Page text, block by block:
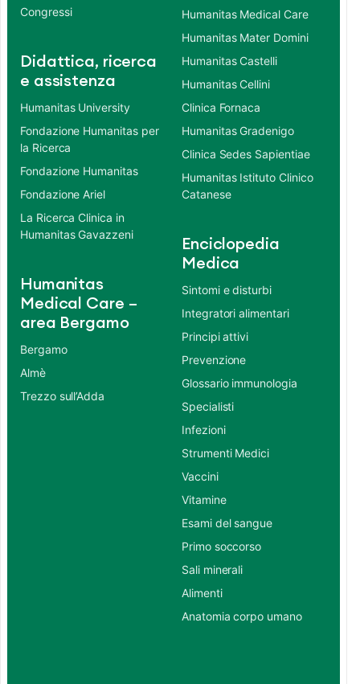
Congressi
Didattica, ricerca
e assistenza
Humanitas University
Fondazione Humanitas per
la Ricerca
Fondazione Humanitas
Fondazione Ariel
La Ricerca Clinica in
Humanitas Gavazzeni
Humanitas
Medical Care –
area Bergamo
Bergamo
Almè
Trezzo sull’Adda
Humanitas Medical Care
Humanitas Mater Domini
Humanitas Castelli
Humanitas Cellini
Clinica Fornaca
Humanitas Gradenigo
Clinica Sedes Sapientiae
Humanitas Istituto Clinico
Catanese
Enciclopedia
Medica
Sintomi e disturbi
Integratori alimentari
Principi attivi
Prevenzione
Glossario immunologia
Specialisti
Infezioni
Strumenti Medici
Vaccini
Vitamine
Esami del sangue
Primo soccorso
Sali minerali
Alimenti
Anatomia corpo umano